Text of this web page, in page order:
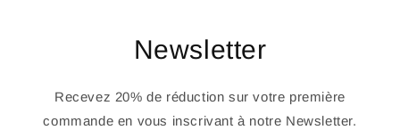
Newsletter
Recevez 20% de réduction sur votre première
commande en vous inscrivant à notre Newsletter.